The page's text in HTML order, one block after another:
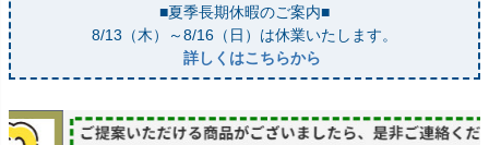
■夏季長期休暇のご案内■
8/13（木）～8/16（日）は休業いたします。
詳しくはこちらから
キーワード
価格
〜
★タイヤ幅